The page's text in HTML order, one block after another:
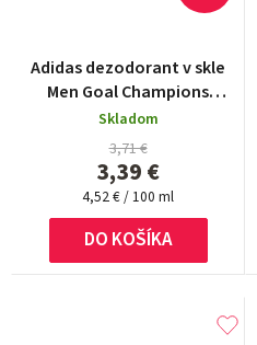
Adidas dezodorant v skle
Men Goal Champions
League 75 ml
Skladom
3,71 €
3,39 €
Jednotková
cena:
4,52 € / 100 ml
DO KOŠÍKA